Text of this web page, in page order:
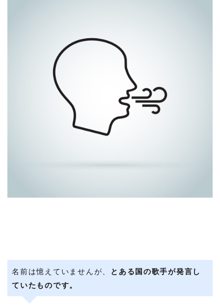
名前は憶えていませんが、
とある国の歌手が発言し
ていたものです。